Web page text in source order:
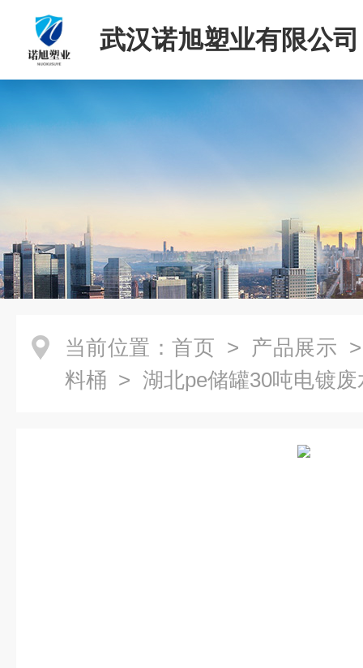
武汉诺旭塑业有限公司
当前位置： 首页 > 产品展示
料桶 > 湖北pe储罐30吨电镀